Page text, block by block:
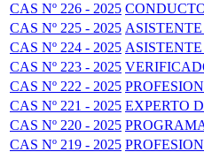
CAS Nº 226 - 2025
CAS Nº 225 - 2025
CAS Nº 224 - 2025
CAS Nº 223 - 2025
CAS Nº 222 - 2025
CAS Nº 221 - 2025 EXPERTO
CAS Nº 220 - 2025
CAS Nº 219 - 2025